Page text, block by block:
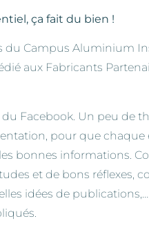
ça fait du bien !
du Campus Aluminium
aux Fabricants
Facebook. Un peu de
pour que
bonnes informations.
et de bons réflexes,
idées de